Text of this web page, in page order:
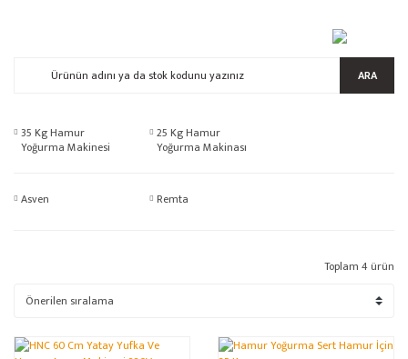
ARA
35 Kg Hamur
Yoğurma Makinesi
25 Kg Hamur
Yoğurma Makinası
Asven Remta
Toplam 4 ürün